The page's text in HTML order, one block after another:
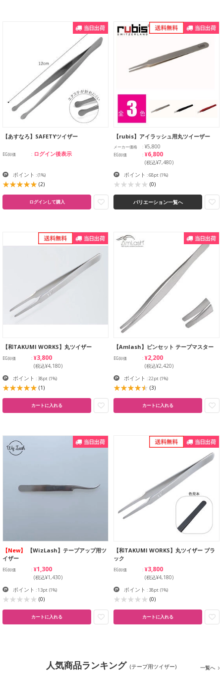
【あすなろ】SAFETYツイザー
EG卸価 ログイン後表示
ポイント :(1%)
(2)
ログインして購入
【rubis】アイラッシュ用丸ツイーザー
メーカー価格 ¥5,800
EG卸価 ¥6,800
(税込¥7,480)
ポイント : 68pt (1%)
(0)
バリエーション一覧へ
【和TAKUMI WORKS】丸ツイザー
EG卸価 ¥3,800
(税込¥4,180)
ポイント : 38pt (1%)
(1)
カートに入れる
【Amlash】ピンセット テープマスター
EG卸価 ¥2,200
(税込¥2,420)
ポイント : 22pt (1%)
(3)
カートに入れる
【New】
【WizLash】テープアップ用ツ
イザー
EG卸価 ¥1,300
(税込¥1,430)
ポイント : 13pt (1%)
(0)
カートに入れる
【和TAKUMI WORKS】丸ツイザー ブラ
ック
EG卸価 ¥3,800
(税込¥4,180)
ポイント : 38pt (1%)
(0)
カートに入れる
人気商品ランキング (テープ用ツイザー) 一覧へ